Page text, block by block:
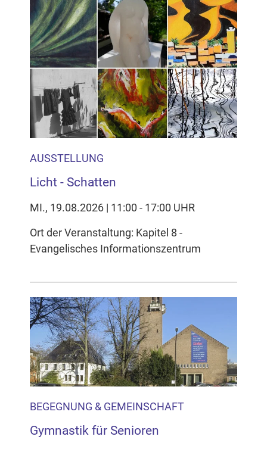
AUSSTELLUNG
Licht - Schatten
MI., 19.08.2026 | 11:00 - 17:00 UHR
Ort der Veranstaltung: Kapitel 8 -
Evangelisches Informationszentrum
BEGEGNUNG & GEMEINSCHAFT
Gymnastik für Senioren